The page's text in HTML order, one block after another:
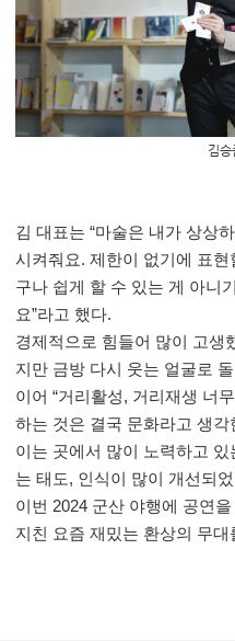
김승
김 대표는 “마술은 내가 상상
시켜줘요. 제한이 없기에 표현
구나 쉽게 할 수 있는 게 아니
요”라고 했다.
경제적으로 힘들어 많이 고생
지만 금방 다시 웃는 얼굴로
이어 “거리활성, 거리재생 너
하는 것은 결국 문화라고 생각
이는 곳에서 많이 노력하고
는 태도, 인식이 많이 개선되
이번 2024 군산 야행에 공연
지친 요즘 재밌는 환상의 무대